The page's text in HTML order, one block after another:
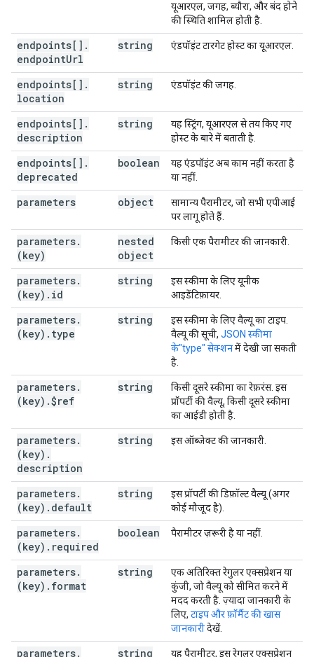
string
,
"default": string
,
"required": boolean
,
"deprecated"
"format": string
,
"pattern"
: string
,
"minimum"
"maximum": string
,
"enum"
string
],
"enumDescriptions"
[
string
],
boolean
],
"repeated": boolean
"location": string
,
"properties":
JsonSchema)
},
"additionalProperties": (JsonSchema),
"items"
JsonSchema),
]
},
"methods"
(key)
"id": string
,
"path"
string
"httpMethod"
string
,
"description": string
,
"deprecated": boolean
,
"parameters"
(key)
:
string
,
"type"
,
,
string
,
string
,
"required"
boolean
,
यूआरएल, जगह, ब्यौरा, और बंद होने
की स्थिति शामिल होती है.
endpoints[] .
endpointUrl
string एंडपॉइंट टारगेट होस्ट का यूआरएल.
endpoints[] .
location
string एंडपॉइंट की जगह.
endpoints[] .
description
string
यह स्ट्रिंग, यूआरएल से तय किए गए
होस्ट के बारे में बताती है.
endpoints[] .
deprecated
boolean
यह एंडपॉइंट अब काम नहीं करता है
या नहीं.
parameters object
सामान्य पैरामीटर, जो सभी एपीआई
पर लागू होते हैं.
parameters.
(key)
nested
object
किसी एक पैरामीटर की जानकारी.
parameters.
(key) . id
string
इस स्कीमा के लिए यूनीक
आइडेंटिफ़ायर.
parameters.
(key) . type
string
इस स्कीमा के लिए वैल्यू का टाइप.
वैल्यू की सूची, JSON स्कीमा
के"type" सेक्शनमें देखी जा सकती
है.
parameters.
(key) .$ref
string
किसी दूसरे स्कीमा का रेफ़रंस. इस
प्रॉपर्टी की वैल्यू, किसी दूसरे स्कीमा
का आईडी होती है.
parameters.
(key) .
description
string इस ऑब्जेक्ट की जानकारी.
parameters.
(key) . default
string
इस प्रॉपर्टी की डिफ़ॉल्ट वैल्यू (अगर
कोई मौजूद है).
parameters.
(key) . required
boolean पैरामीटर ज़रूरी है या नहीं.
parameters.
(key) . format
string
एक अतिरिक्त रेगुलर एक्सप्रेशन या
कुंजी, जो वैल्यू को सीमित करने में
मदद करती है. ज़्यादा जानकारी के
लिए, टाइप और फ़ॉर्मैट की खास
जानकारीदेखें.
parameters. string यह पैरामीटर, इस रेगुलर एक्सप्रेशन